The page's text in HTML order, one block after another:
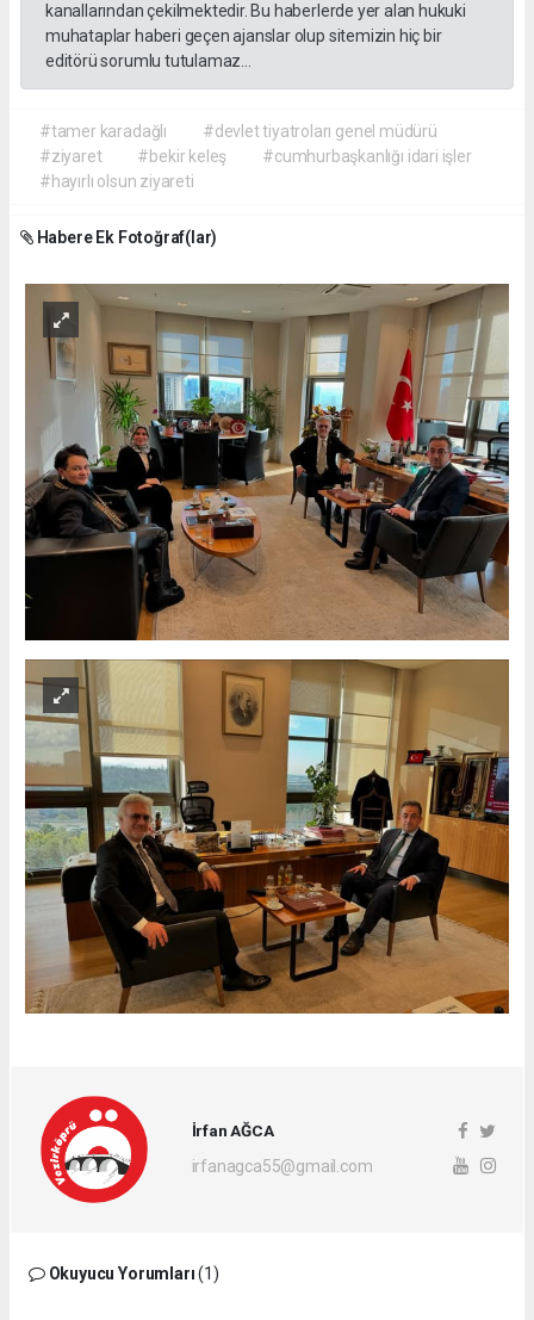
kanallarından çekilmektedir. Bu haberlerde yer alan hukuki
muhataplar haberi geçen ajanslar olup sitemizin hiç bir
editörü sorumlu tutulamaz...
#tamer karadağlı
#devlet tiyatroları genel müdürü
#ziyaret
#bekir keleş
#cumhurbaşkanlığı idari işler
#hayırlı olsun ziyareti
Habere Ek Fotoğraf(lar)
İrfan AĞCA
irfanagca55@gmail.com
Okuyucu Yorumları(1)